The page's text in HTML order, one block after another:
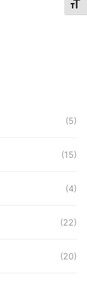
(5)
(15)
(4)
(22)
(20)